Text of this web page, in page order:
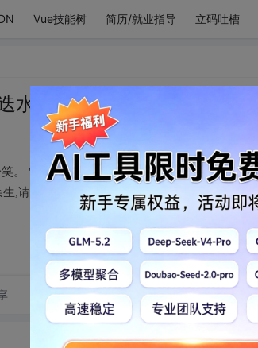
Vue技能树 简历/就业指导 立码吐槽
水,都
。 "与你相遇,是此生最美 的风景,我的一生借你
,请多指教。
转发到动态 举报